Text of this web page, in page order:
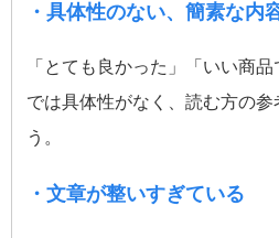
・具体性のない、簡素な内
「とても良かった」「いい商
では具体性がなく、読む方の参
う。
・文章が整いすぎている